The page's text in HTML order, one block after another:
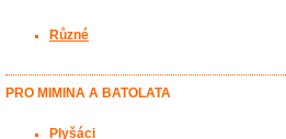
Různé
PRO MIMINA A BATOLATA
Plyšáci